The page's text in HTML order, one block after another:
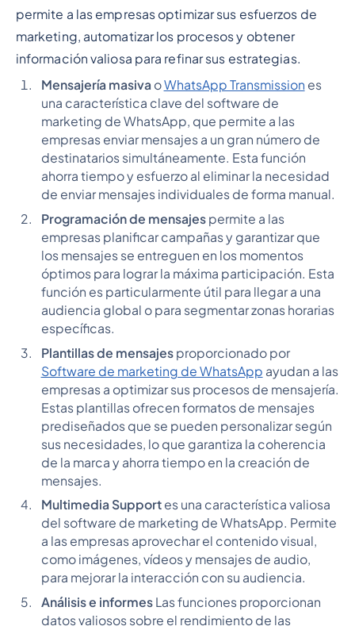
permite a las empresas optimizar sus esfuerzos de
marketing, automatizar los procesos y obtener
información valiosa para refinar sus estrategias.
Mensajería masiva oWhatsApp Transmission es
una característica clave del software de
marketing de WhatsApp, que permite a las
empresas enviar mensajes a un gran número de
destinatarios simultáneamente. Esta función
ahorra tiempo y esfuerzo al eliminar la necesidad
de enviar mensajes individuales de forma manual.
Programación de mensajespermite a las
empresas planificar campañas y garantizar que
los mensajes se entreguen en los momentos
óptimos para lograr la máxima participación. Esta
función es particularmente útil para llegar a una
audiencia global o para segmentar zonas horarias
específicas.
Plantillas de mensajesproporcionado por
Software de marketing de WhatsApp ayudan a las
empresas a optimizar sus procesos de mensajería.
Estas plantillas ofrecen formatos de mensajes
prediseñados que se pueden personalizar según
sus necesidades, lo que garantiza la coherencia
de la marca y ahorra tiempo en la creación de
mensajes.
Multimedia Supportes una característica valiosa
del software de marketing de WhatsApp. Permite
a las empresas aprovechar el contenido visual,
como imágenes, vídeos y mensajes de audio,
para mejorar la interacción con su audiencia.
Análisis e informesLas funciones proporcionan
datos valiosos sobre el rendimiento de las